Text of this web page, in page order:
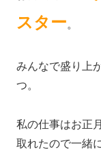
スター。
みんなで盛り上
つ。
私の仕事はお正
取れたので一緒